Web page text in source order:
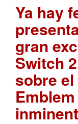
Ya hay
gran
Switch
sobre